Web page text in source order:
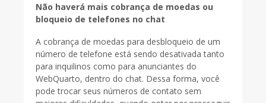
Não haverá mais cobrança de moedas ou
bloqueio de telefones no chat
A cobrança de moedas para desbloqueio de um
número de telefone está sendo desativada tanto
para inquilinos como para anunciantes do
WebQuarto, dentro do chat. Dessa forma, você
pode trocar seus números de contato sem